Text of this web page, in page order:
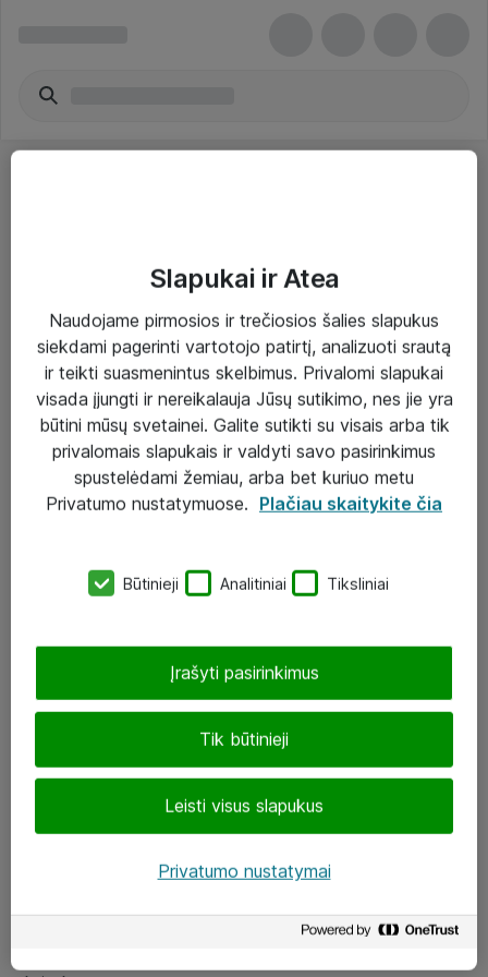
Paslaugos
Sprendimai
Įgyvendinti projektai
Atea ekspertų patarimai verslui
eShop@atea.lt
LinkedIn
Slapukai ir Atea
Naudojame pirmosios ir trečiosios šalies slapukus
siekdami pagerinti vartotojo patirtį, analizuoti srautą
ir teikti suasmenintus skelbimus. Privalomi slapukai
visada įjungti ir nereikalauja Jūsų sutikimo, nes jie yra
būtini mūsų svetainei. Galite sutikti su visais arba tik
privalomais slapukais ir valdyti savo pasirinkimus
spustelėdami žemiau, arba bet kuriuo metu
Privatumo nustatymuose. Plačiau skaitykite čia
Būtinieji Analitiniai Tiksliniai
Tik būtinieji
Leisti visus slapukus
Įrašyti pasirinkimus
Privatumo nustatymai